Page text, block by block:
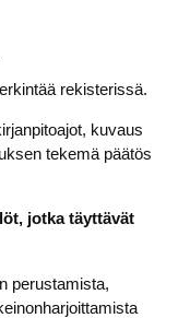
rekisterissä.
kuvaus
tekemä päätös
jotka täyttävät
perustamista,